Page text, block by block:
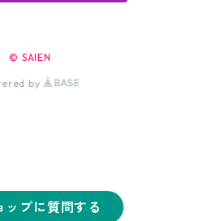
ップに質問する
© SAIEN
by